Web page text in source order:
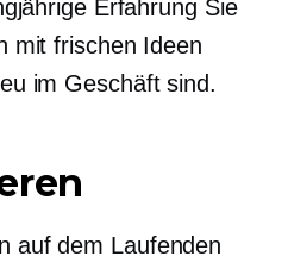
Erfahrung Sie
mit frischen Ideen
im Geschäft sind.
auf dem Laufenden